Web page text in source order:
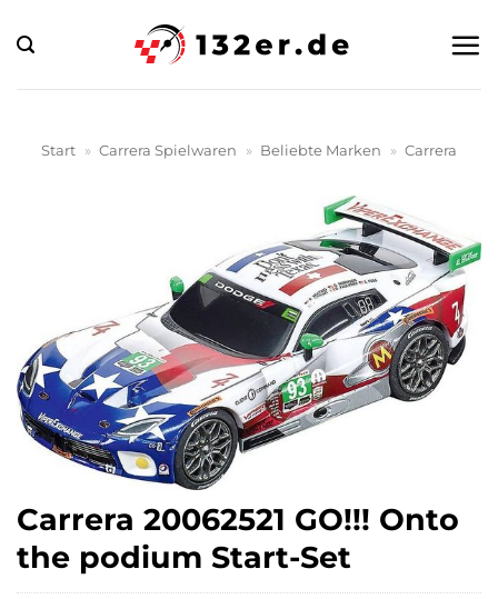
Inhalt
springen
Start » Carrera Spielwaren » Beliebte Marken » Carrera
Carrera 20062521 GO!!! Onto
the podium Start-Set